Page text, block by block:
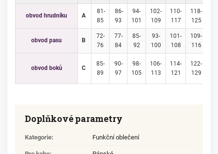
obvod hrudníku A
81-
85
86-
93
94-
101
102-
109
110-
117
118-
125
obvod pasu B
72-
76
77-
84
85-
92
93-
100
101-
108
109-
116
obvod boků C
85-
89
90-
97
98-
105
106-
113
114-
121
122-
129
Doplňkové parametry
Kategorie: Funkční oblečení